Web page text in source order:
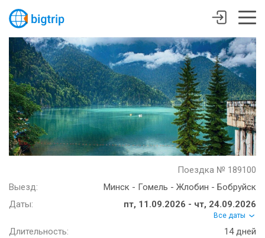
Поездка № 189100
Выезд:
Минск - Гомель - Жлобин - Бобруйск
Даты:
пт, 11.09.2026 - чт, 24.09.2026
Все даты
Длительность:
14 дней